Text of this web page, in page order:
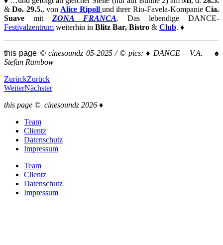
& Do. 29.5., von Alice Ripoll und ihrer Rio-Favela-Kompanie Cia.
Suave mit ZONA FRANCA.
Das lebendige DANCE-
Festivalzentrum weiterhin in Blitz Bar, Bistro & Club. ♦
this page © cinesoundz 05-2025 / © pics:♦ DANCE – V.A. – ♠
Stefan Rambow
ZurückZurück
WeiterNächster
this page © cinesoundz 2026 ♦
Team
Clientz
Datenschutz
Impressum
Team
Clientz
Datenschutz
Impressum